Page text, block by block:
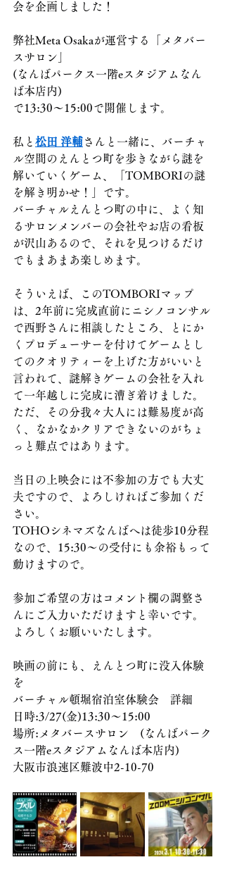
会を企画しました！
弊社Meta Osakaが運営する「メタバー
スサロン」
(なんばパークス一階eスタジアムなん
ば本店内)
で13:30〜15:00で開催します。
私と 松田 洋輔さんと一緒に、バーチャ
ル空間のえんとつ町を歩きながら謎を
解いていくゲーム、「TOMBORIの謎
を解き明かせ！」です。
バーチャルえんとつ町の中に、よく知
るサロンメンバーの会社やお店の看板
が沢山あるので、それを見つけるだけ
でもまあまあ楽しめます。
そういえば、このTOMBORIマップ
は、2年前に完成直前にニシノコンサル
で西野さんに相談したところ、とにか
くプロデューサーを付けてゲームとし
てのクオリティーを上げた方がいいと
言われて、謎解きゲームの会社を入れ
て一年越しに完成に漕ぎ着けました。
ただ、その分我々大人には難易度が高
く、なかなかクリアできないのがちょ
っと難点ではあります。
当日の上映会には不参加の方でも大丈
夫ですので、よろしければご参加くだ
さい。
TOHOシネマズなんばへは徒歩10分程
なので、15:30〜の受付にも余裕もって
動けますので。
参加ご希望の方はコメント欄の調整さ
んにご入力いただけますと幸いです。
よろしくお願いいたします。
映画の前にも、えんとつ町に没入体験
を
バーチャル頓堀宿泊室体験会　詳細
日時:3/27(金)13:30〜15:00
場所:メタバースサロン　(なんばパーク
ス一階eスタジアムなんば本店内)
大阪市浪速区難波中2-10-70